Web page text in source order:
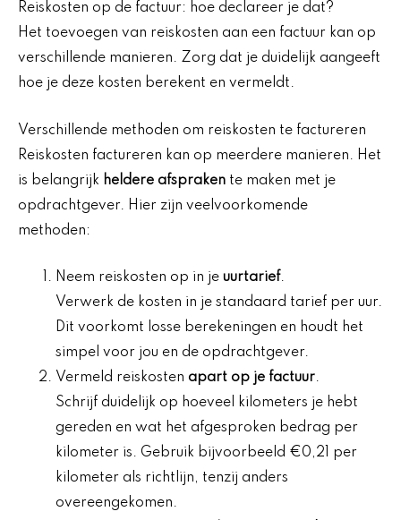
Reiskosten op de factuur: hoe declareer je dat?
Het toevoegen van reiskosten aan een factuur kan op
verschillende manieren. Zorg dat je duidelijk aangeeft
hoe je deze kosten berekent en vermeldt.
Verschillende methoden om reiskosten te factureren
Reiskosten factureren kan op meerdere manieren. Het
is belangrijk heldere afspraken te maken met je
opdrachtgever. Hier zijn veelvoorkomende
methoden:
Neem reiskosten op in je uurtarief.
Verwerk de kosten in je standaard tarief per uur.
Dit voorkomt losse berekeningen en houdt het
simpel voor jou en de opdrachtgever.
Vermeld reiskosten apart op je factuur.
Schrijf duidelijk op hoeveel kilometers je hebt
gereden en wat het afgesproken bedrag per
kilometer is. Gebruik bijvoorbeeld €0,21 per
kilometer als richtlijn, tenzij anders
overeengekomen.